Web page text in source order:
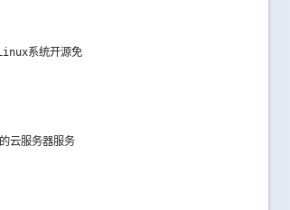
系统开源免
云服务器服务